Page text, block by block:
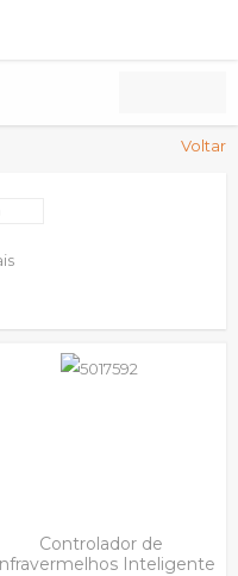
Voltar
Controlador de
Inteligente